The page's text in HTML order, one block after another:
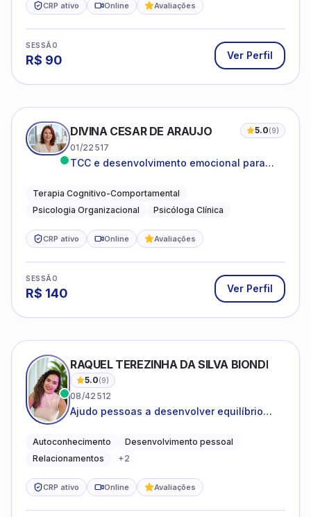
CRP ativo Online Avaliações
SESSÃO
R$ 90 Ver Perfil
DIVINA CESAR DE ARAUJO 5.0(9)
01/22517
TCC e desenvolvimento emocional para
Terapia Cognitivo-Comportamental
Psicologia Organizacional
Psicóloga Clínica
CRP ativo Online Avaliações
SESSÃO
R$ 140 Ver Perfil
RAQUEL TEREZINHA DA SILVA BIONDI
5.0(9)
08/42512
Ajudo pessoas a desenvolver equilíbrio
Autoconhecimento
Desenvolvimento pessoal
Relacionamentos
+2
CRP ativo Online Avaliações